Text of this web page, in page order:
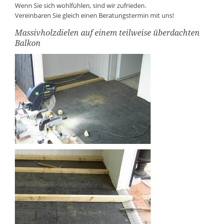
Wenn Sie sich wohlfühlen, sind wir zufrieden.
Vereinbaren Sie gleich einen Beratungstermin mit uns!
Massivholzdielen auf einem teilweise überdachten
Balkon